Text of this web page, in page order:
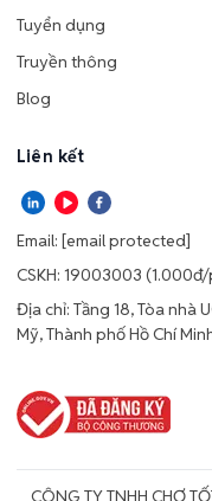
Tuyển dụng
Truyền thông
Blog
Liên kết
Email: [email protected]
CSKH: 19003003
Địa chỉ: Tầng 18, Tòa nhà
Mỹ, Thành phố Hồ Chí
CÔNG TY TNHH CHỢ